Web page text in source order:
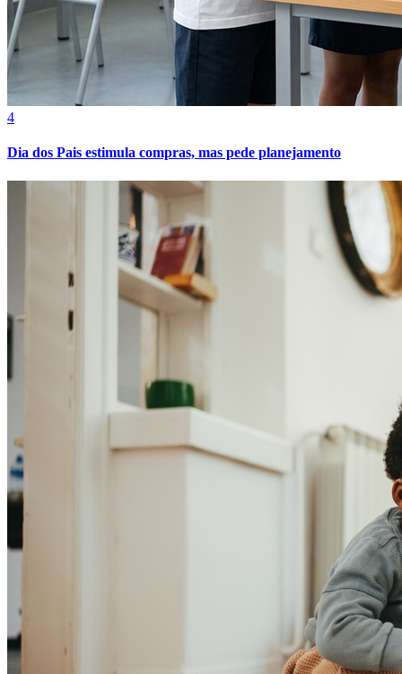
Atlético-MG
Cruzeiro
4
Dia dos Pais estimula compras, mas pede planejamento